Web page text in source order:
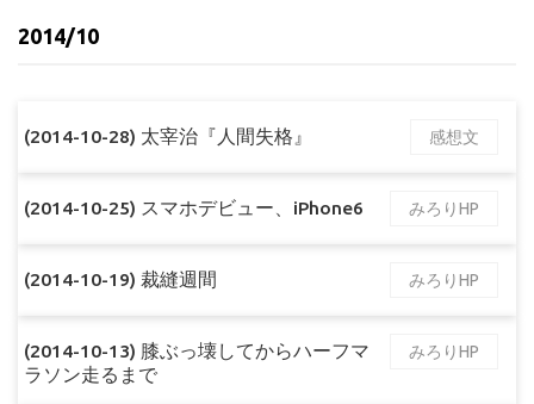
2014/10
(2014-10-28) 太宰治『人間失格』 感想文
(2014-10-25) スマホデビュー、iPhone6 みろりHP
(2014-10-19) 裁縫週間 みろりHP
(2014-10-13) 膝ぶっ壊してからハーフマ
ラソン走るまで
みろりHP